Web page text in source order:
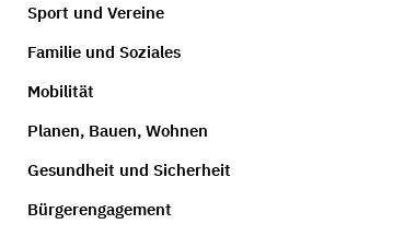
Sport und Vereine
Familie und Soziales
Mobilität
Planen, Bauen, Wohnen
Gesundheit und Sicherheit
Bürgerengagement